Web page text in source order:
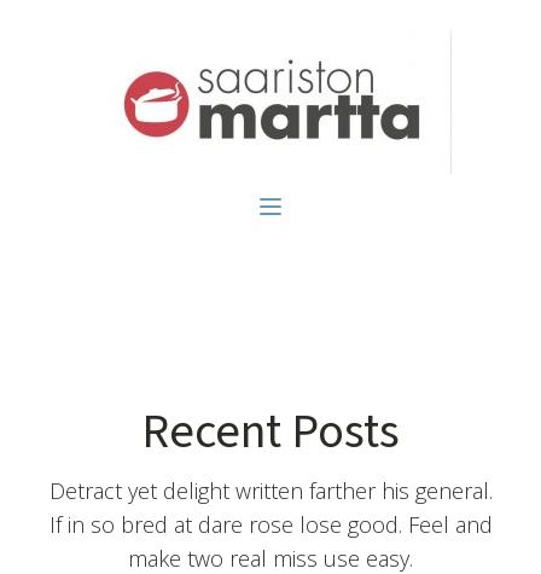
Recent Posts
Detract yet delight written farther his general.
If in so bred at dare rose lose good. Feel and
make two real miss use easy.